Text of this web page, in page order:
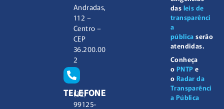
Andradas,
112 –
Centro –
CEP
36.200.00
2
TELEFONE
(32)
99125-
das leis de
transparênci
a
pública serão
atendidas.
Conheça
o PNTP e
o Radar da
Transparênci
a Pública